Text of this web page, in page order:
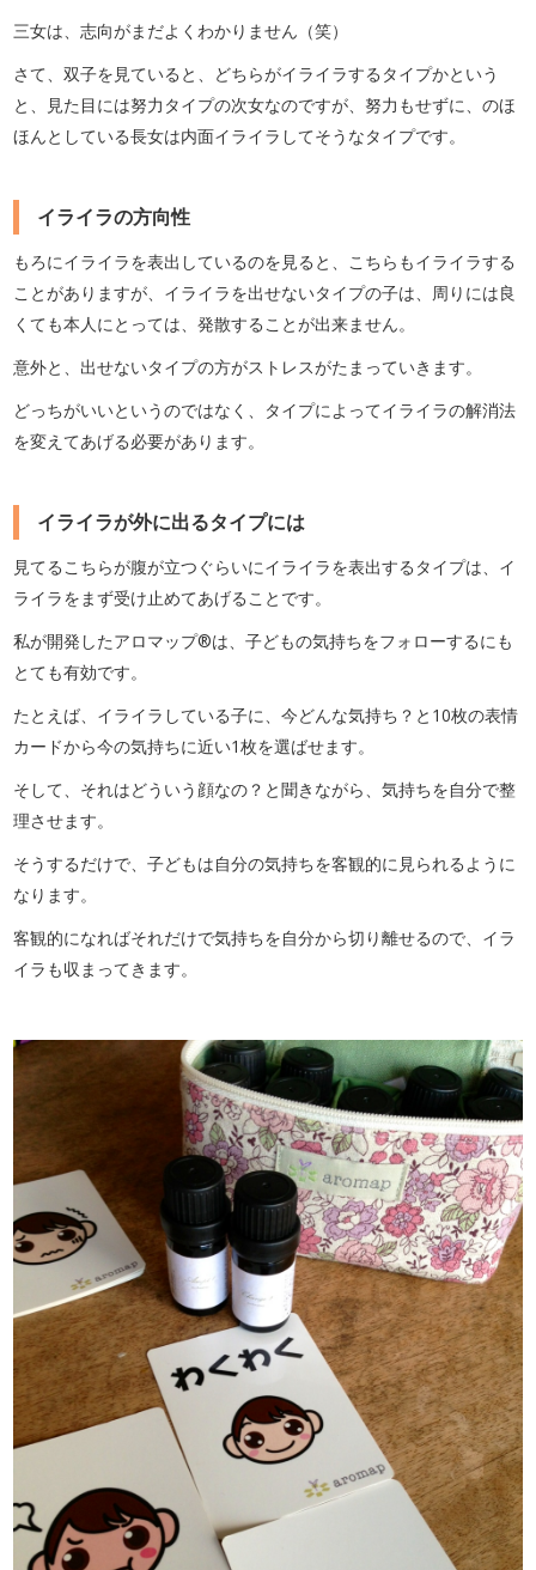
三女は、志向がまだよくわかりません（笑）
さて、双子を見ていると、どちらがイライラするタイプかという
と、見た目には努力タイプの次女なのですが、努力もせずに、のほ
ほんとしている長女は内面イライラしてそうなタイプです。
イライラの方向性
もろにイライラを表出しているのを見ると、こちらもイライラする
ことがありますが、イライラを出せないタイプの子は、周りには良
くても本人にとっては、発散することが出来ません。
意外と、出せないタイプの方がストレスがたまっていきます。
どっちがいいというのではなく、タイプによってイライラの解消法
を変えてあげる必要があります。
イライラが外に出るタイプには
見てるこちらが腹が立つぐらいにイライラを表出するタイプは、イ
ライラをまず受け止めてあげることです。
私が開発したアロマップ®は、子どもの気持ちをフォローするにも
とても有効です。
たとえば、イライラしている子に、今どんな気持ち？と10枚の表情
カードから今の気持ちに近い1枚を選ばせます。
そして、それはどういう顔なの？と聞きながら、気持ちを自分で整
理させます。
そうするだけで、子どもは自分の気持ちを客観的に見られるように
なります。
客観的になればそれだけで気持ちを自分から切り離せるので、イラ
イラも収まってきます。